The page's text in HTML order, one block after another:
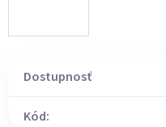
Dostupnosť
Kód: